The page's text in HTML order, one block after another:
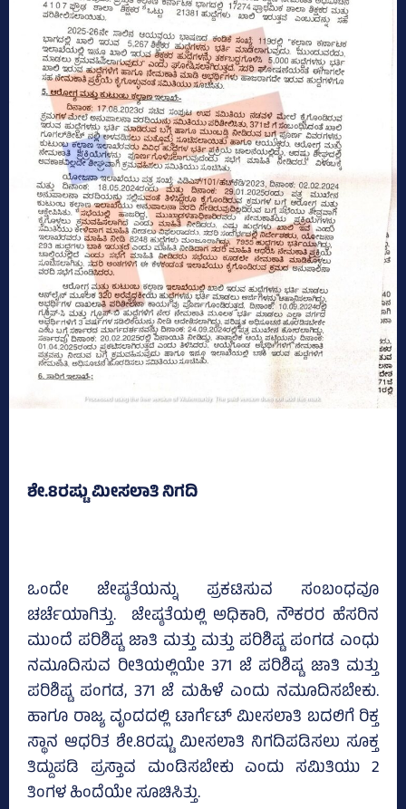
ಶೇ.8ರಷ್ಟು ಮೀಸಲಾತಿ ನಿಗದಿ
ಒಂದೇ ಜೇಷ್ಠತೆಯನ್ನು ಪ್ರಕಟಿಸುವ ಸಂಬಂಧವೂ
ಚರ್ಚೆಯಾಗಿತ್ತು. ಜೇಷ್ಠತೆಯಲ್ಲಿ ಅಧಿಕಾರಿ, ನೌಕರರ ಹೆಸರಿನ
ಮುಂದೆ ಪರಿಶಿಷ್ಟ ಜಾತಿ ಮತ್ತು ಮತ್ತು ಪರಿಶಿಷ್ಟ ಪಂಗಡ ಎಂಧು
ನಮೂದಿಸುವ ರೀತಿಯಲ್ಲಿಯೇ 371 ಜೆ ಪರಿಶಿಷ್ಟ ಜಾತಿ ಮತ್ತು
ಪರಿಶಿಷ್ಟ ಪಂಗಡ, 371 ಜೆ ಮಹಿಳೆ ಎಂದು ನಮೂದಿಸಬೇಕು.
ಹಾಗೂ ರಾಜ್ಯ ವೃಂದದಲ್ಲಿ ಟಾರ್ಗೆಟ್‌ ಮೀಸಲಾತಿ ಬದಲಿಗೆ ರಿಕ್ತ
ಸ್ಥಾನ ಆಧರಿತ ಶೇ.8ರಷ್ಟು ಮೀಸಲಾತಿ ನಿಗದಿಪಡಿಸಲು ಸೂಕ್ತ
ತಿದ್ದುಪಡಿ ಪ್ರಸ್ತಾವ ಮಂಡಿಸಬೇಕು ಎಂದು ಸಮಿತಿಯು 2
ತಿಂಗಳ ಹಿಂದೆಯೇ ಸೂಚಿಸಿತ್ತು.